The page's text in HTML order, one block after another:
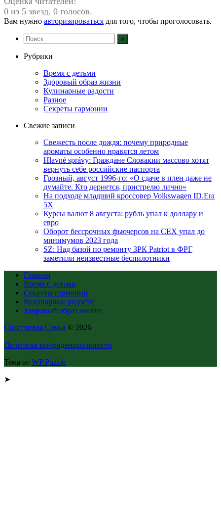
0 из 5 звезд. 0 голосов.
Вам нужно авторизироваться для того, чтобы проголосовать.
Рубрики
Время с детьми
Здоровый образ жизни
Кулинарные радости
Разное
Секреты гармонии
Свежие записи
Свежесть после дождя: почему природные
ароматы особенно нравятся летом
Hlavné správy: Граждане Словакии массово хотят
вернуть себе российские паспорта
Грозный, август 1996-го: «О сдаче в плен даже не
думайте. Кто дернется, пристрелю лично»
На подходе младший кроссовер Volkswagen ID.Era
5X
Курсы валют 8 августа: рубль упал к доллару и
евро
Оборот бессрочных фьючерсов на CEX упал до
минимумов 2023 года
SZ: Над базой по ремонту ЗРК Patriot в ФРГ
заметили неизвестные беспилотники
Главная
Время с детьми
Секреты гармонии
Кулинарные радости
Здоровый образ жизни
Счастливая Семья © 2026
Политика конфиденциальности
Тема от WP Puzzle
➤